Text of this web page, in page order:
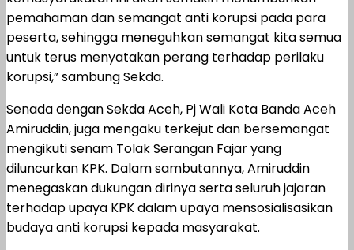
pemahaman dan semangat anti korupsi pada para
peserta, sehingga meneguhkan semangat kita semua
untuk terus menyatakan perang terhadap perilaku
korupsi,” sambung Sekda.
Senada dengan Sekda Aceh, Pj Wali Kota Banda Aceh
Amiruddin, juga mengaku terkejut dan bersemangat
mengikuti senam Tolak Serangan Fajar yang
diluncurkan KPK. Dalam sambutannya, Amiruddin
menegaskan dukungan dirinya serta seluruh jajaran
terhadap upaya KPK dalam upaya mensosialisasikan
budaya anti korupsi kepada masyarakat.